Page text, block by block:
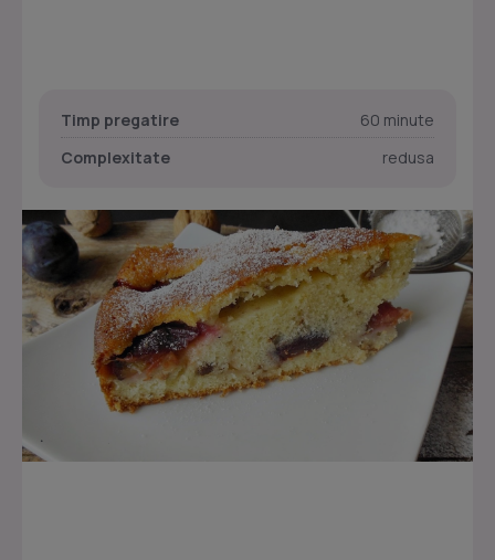
Timp pregatire
60 minute
Complexitate
redusa